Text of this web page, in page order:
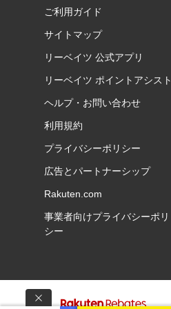
ご利用ガイド
サイトマップ
リーベイツ 公式アプリ
リーベイツ ポイントアシスト
ヘルプ・お問い合わせ
利用規約
プライバシーポリシー
広告とパートナーシップ
Rakuten.com
事業者向けプライバシーポリ
シー